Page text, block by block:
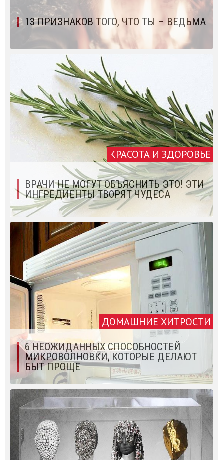
13 ПРИЗНАКОВ ТОГО, ЧТО ТЫ – ВЕДЬМА
КРАСОТА И ЗДОРОВЬЕ
ВРАЧИ НЕ МОГУТ ОБЪЯСНИТЬ ЭТО! ЭТИ
ИНГРЕДИЕНТЫ ТВОРЯТ ЧУДЕСА
ДОМАШНИЕ ХИТРОСТИ
6 НЕОЖИДАННЫХ СПОСОБНОСТЕЙ
МИКРОВОЛНОВКИ, КОТОРЫЕ ДЕЛАЮТ
БЫТ ПРОЩЕ